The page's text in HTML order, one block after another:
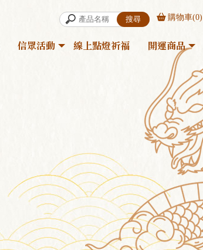
購物車(0)
信眾活動
線上點燈祈福
開運商品
開運商品